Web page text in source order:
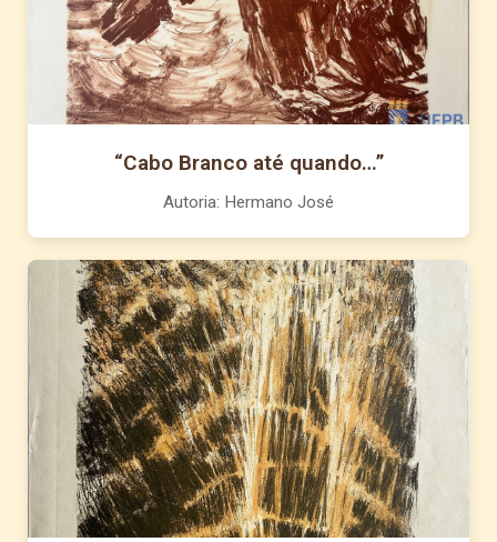
“Cabo Branco até quando…”
Autoria: Hermano José